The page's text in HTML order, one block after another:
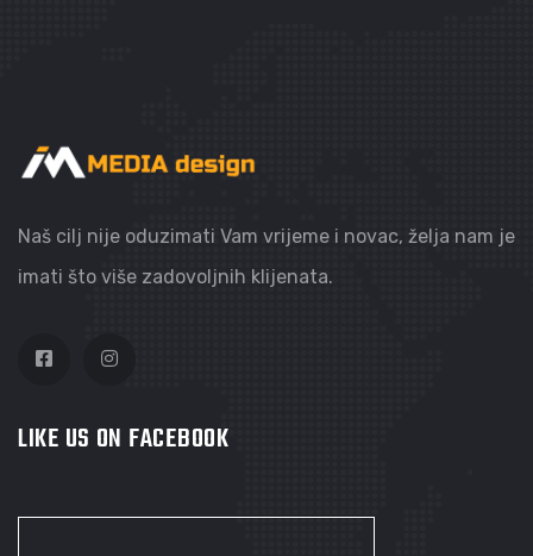
Naš cilj nije oduzimati Vam vrijeme i novac, želja nam je
imati što više zadovoljnih klijenata.
LIKE US ON FACEBOOK